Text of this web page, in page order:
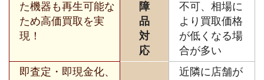
た機器も再生可能な
ため高価買取を実
現！
障
品
対
応
不可、相場に
より買取価格
が低くなる場
合が多い
即査定・即現金化、
近隣に店舗が